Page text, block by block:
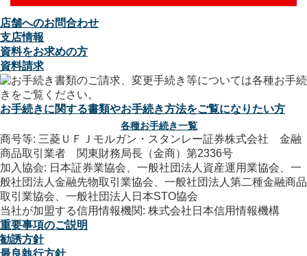
店舗へのお問合わせ
支店情報
資料をお求めの方
資料請求
お手続きに関する書類やお手続き方法をご覧になりたい方
各種お手続き一覧
商号等: 三菱ＵＦＪモルガン・スタンレー証券株式会社 金融
商品取引業者 関東財務局長（金商）第2336号
加入協会: 日本証券業協会、一般社団法人資産運用業協会、一
般社団法人金融先物取引業協会、一般社団法人第二種金融商品
取引業協会、一般社団法人日本STO協会
当社が加盟する信用情報機関: 株式会社日本信用情報機構
重要事項のご説明
勧誘方針